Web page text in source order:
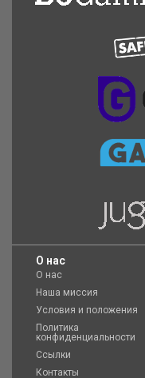
O нас
О нас
Наша миссия
Условия и положения
Политика
конфиденциальности
Ссылки
Контакты